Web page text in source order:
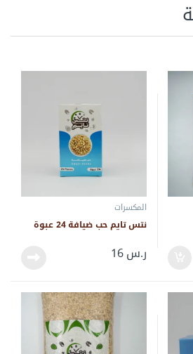
المكسرات
نتس تايم حب ضيافة 24 عبوة
ر.س16